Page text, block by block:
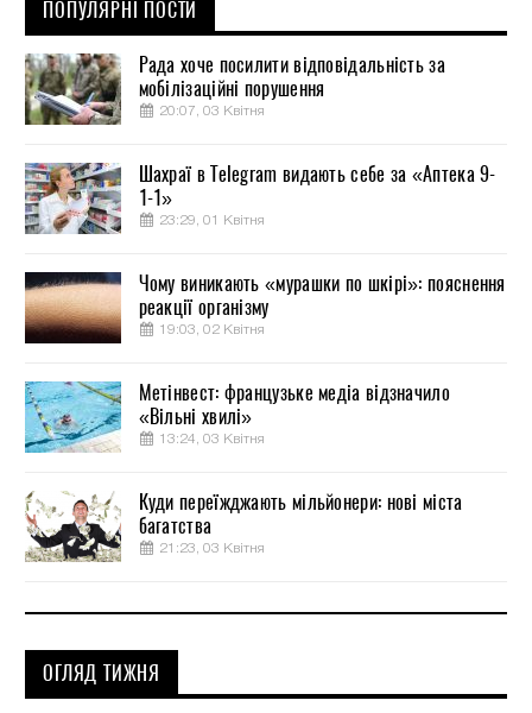
ПОПУЛЯРНІ ПОСТИ
Рада хоче посилити відповідальність за
мобілізаційні порушення
20:07, 03 Квітня
Шахраї в Telegram видають себе за «Аптека 9-
1-1»
23:29, 01 Квітня
Чому виникають «мурашки по шкірі»: пояснення
реакції організму
19:03, 02 Квітня
Метінвест: французьке медіа відзначило
«Вільні хвилі»
13:24, 03 Квітня
Куди переїжджають мільйонери: нові міста
багатства
21:23, 03 Квітня
ОГЛЯД ТИЖНЯ